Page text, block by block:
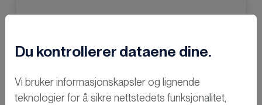
Du kontrollerer dataene dine.
Vi bruker informasjonskapsler og lignende
teknologier for å sikre nettstedets funksjonalitet,